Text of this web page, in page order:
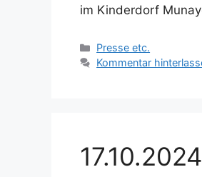
im Kinderdorf
Kategorien
Presse etc.
Kommentar